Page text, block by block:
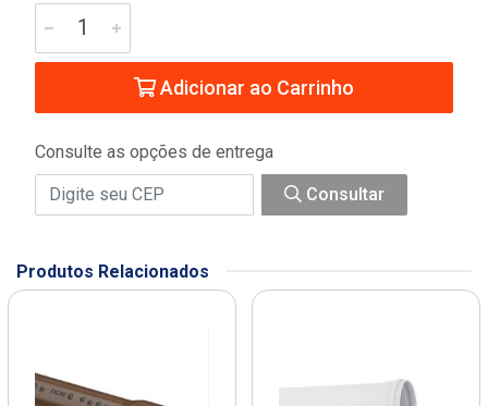
Adicionar ao Carrinho
Consulte as opções de entrega
Consultar
Produtos Relacionados